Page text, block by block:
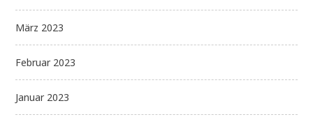
März 2023
Februar 2023
Januar 2023